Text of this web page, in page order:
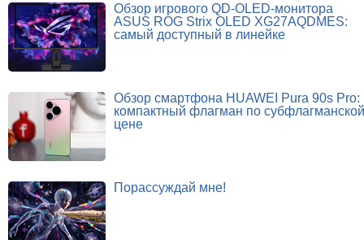
Обзор игрового QD-OLED-монитора
ASUS ROG Strix OLED XG27AQDMES:
самый доступный в линейке
Обзор смартфона HUAWEI Pura 90s Pro:
компактный флагман по субфлагманской
цене
Порассуждай мне!